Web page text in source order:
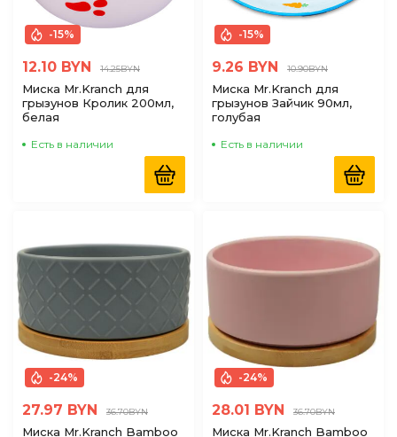
-15%
12.10 BYN 14.25BYN
Миска Mr.Kranch для
грызунов Кролик 200мл,
белая
Есть в наличии
-15%
9.26 BYN 10.90BYN
Миска Mr.Kranch для
грызунов Зайчик 90мл,
голубая
Есть в наличии
-24%
27.97 BYN 36.70BYN
Миска Mr.Kranch Bamboo
-24%
28.01 BYN 36.70BYN
Миска Mr.Kranch Bamboo